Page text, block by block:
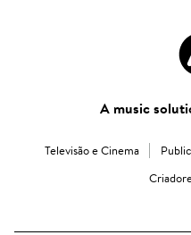
A music
Televisão e Cinema